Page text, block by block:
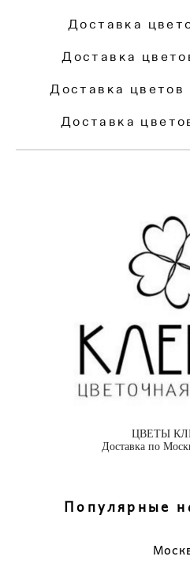
Доставка
Доставка
Доставка цветов
Доставка
ЦВЕТЫ
Доставка по
Популярные